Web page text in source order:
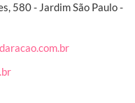
580 - Jardim São Paulo -